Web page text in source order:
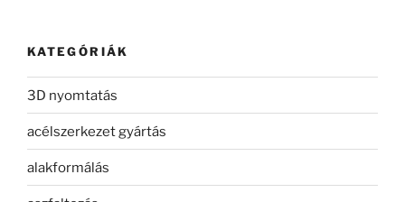
KATEGÓRIÁK
3D nyomtatás
acélszerkezet gyártás
alakformálás